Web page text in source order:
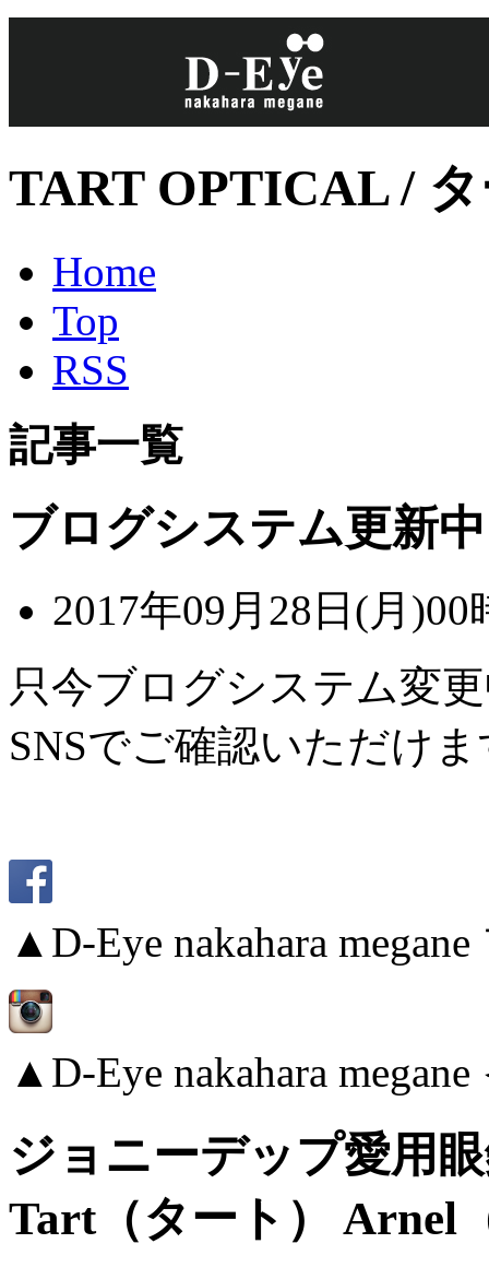
TART OPTICAL /
Home
Top
RSS
記事一覧
ブログシステム更新中
2017年09月28日(月)00
只今ブログシステム変
SNSでご確認いただけ
▲D-Eye nakahara
▲D-Eye nakahara
ジョニーデップ愛用
Tart（タート） Arnel